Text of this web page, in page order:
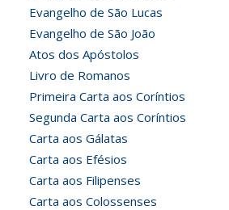
Evangelho de São Lucas
Evangelho de São João
Atos dos Apóstolos
Livro de Romanos
Primeira Carta aos Coríntios
Segunda Carta aos Coríntios
Carta aos Gálatas
Carta aos Efésios
Carta aos Filipenses
Carta aos Colossenses